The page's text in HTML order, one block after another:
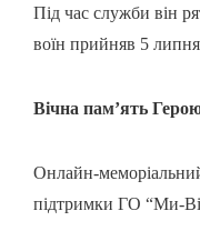
Під час служби він
воїн прийняв 5
Вічна пам’ять
Онлайн-
підтримки ГО “Ми-